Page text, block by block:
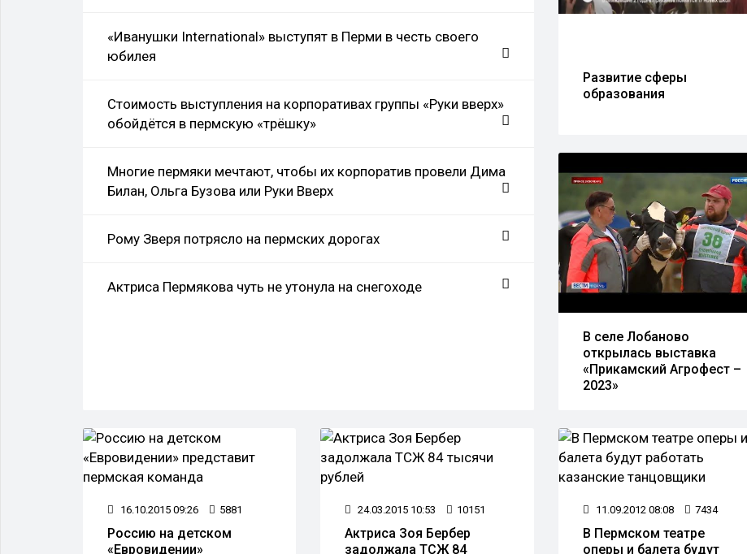
«Иванушки International» выступят в Перми в честь своего
юбилея
Стоимость выступления на корпоративах группы «Руки вверх»
обойдётся в пермскую «трёшку»
Многие пермяки мечтают, чтобы их корпоратив провели Дима
Билан, Ольга Бузова или Руки Вверх
Рому Зверя потрясло на пермских дорогах
Актриса Пермякова чуть не утонула на снегоходе
Развитие сферы
образования
В селе Лобаново
открылась выставка
«Прикамский Агрофест –
2023»
16.10.2015 09:26 5881
Россию на детском
«Евровидении»
24.03.2015 10:53 10151
Актриса Зоя Бербер
задолжала ТСЖ 84
11.09.2012 08:08 7434
В Пермском театре
оперы и балета будут